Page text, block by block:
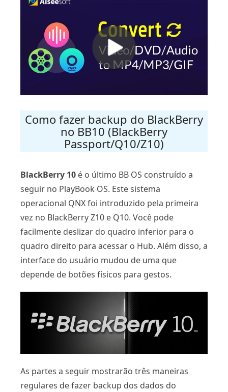
Como fazer backup do BlackBerry
no BB10 (BlackBerry
Passport/Q10/Z10)
BlackBerry 10 é o último BB OS construído a
seguir no PlayBook OS. Este sistema
operacional QNX foi introduzido pela primeira
vez no BlackBerry Z10 e Q10. Você pode
facilmente deslizar do quadro inferior para o
quadro direito para acessar o Hub. Além disso, a
interface do usuário mudou de uma que
depende de botões físicos para gestos.
As partes a seguir mostrarão três maneiras
regulares de fazer backup dos dados do